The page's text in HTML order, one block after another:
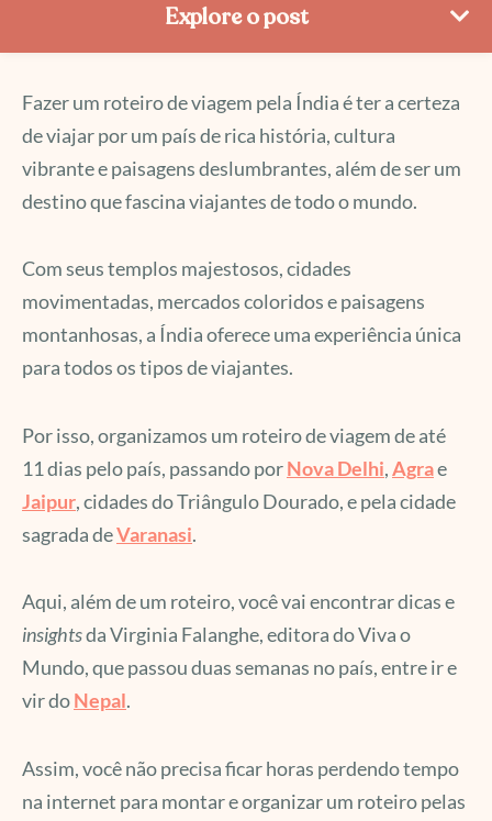
Explore o post
Fazer um roteiro de viagem pela Índia é ter a certeza
de viajar por um país de rica história, cultura
vibrante e paisagens deslumbrantes, além de ser um
destino que fascina viajantes de todo o mundo.
Com seus templos majestosos, cidades
movimentadas, mercados coloridos e paisagens
montanhosas, a Índia oferece uma experiência única
para todos os tipos de viajantes.
Por isso, organizamos um roteiro de viagem de até
11 dias pelo país, passando porNova Delhi,Agrae
Jaipur, cidades do Triângulo Dourado, e pela cidade
sagrada deVaranasi.
Aqui, além de um roteiro, você vai encontrar dicas e
insightsda Virginia Falanghe, editora do Viva o
Mundo, que passou duas semanas no país, entre ir e
vir doNepal.
Assim, você não precisa ficar horas perdendo tempo
na internet para montar e organizar um roteiro pelas